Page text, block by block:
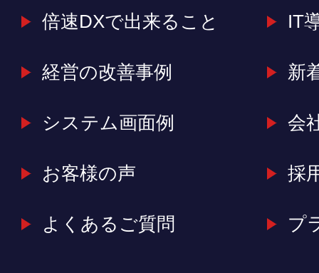
倍速DXで出来ること
経営の改善事例
システム画面例
お客様の声
よくあるご質問
IT
新
会
採
プ